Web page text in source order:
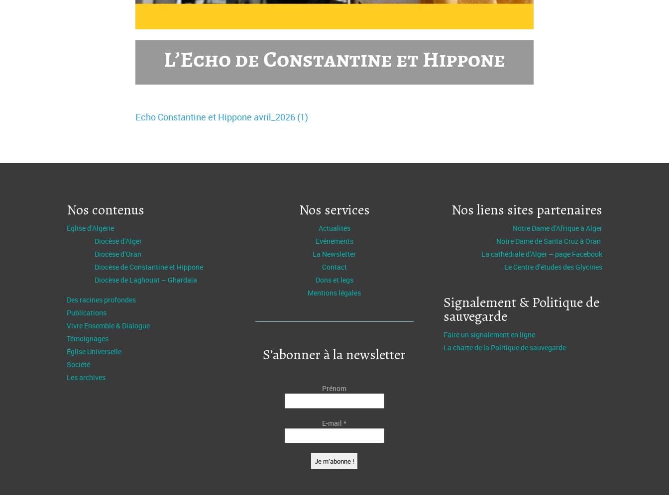
L’Echo de Constantine et Hippone
Echo Constantine et Hippone avril_2026 (1)
Nos contenus
Église d’Algérie
Diocèse d’Alger
Diocèse d’Oran
Diocèse de Constantine et Hippone
Diocèse de Laghouat – Ghardaïa
Des racines profondes
Publications
Vivre Ensemble & Dialogue
Témoignages
Église Universelle
Société
Les archives
Nos services
Actualités
Evénements
La Newsletter
Contact
Dons et legs
Mentions légales
S’abonner à la newsletter
Prénom
E-mail*
Nos liens sites partenaires
Notre Dame d’Afrique à Alger
Notre Dame de Santa Cruz à Oran
La cathédrale d’Alger – page Facebook
Le Centre d’études des Glycines
Signalement & Politique de
sauvegarde
Faire un signalement en ligne
La charte de la Politique de sauvegarde